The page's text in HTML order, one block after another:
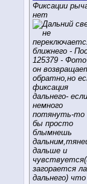
Фиксации
нет
он
обратно,но
фиксация
дальнего- если
немного
потянуть-то
бы просто
блымнешь
дальше и
загорается
дальнего) что